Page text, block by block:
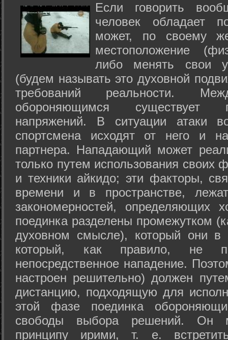
Если говорить
человек обладает
может, по своему
местоположение
либо менять свои
(будем называть это духовной
требований реальности.
обороняющимся существует
напряжений. В ситуации атаки
спортсмена исходят от него и
партнера. Нападающий может
только путем использования своих
и техники айкидо; эти факторы,
времени и в пространстве,
закономерностей, определяющих
поединка разделены промежутком
духовном смысле), который они в
который, как правило, не
непосредственное нападение.
настроен решительно) должен
дистанцию, подходящую для
этой фазе поединка
свободы выбора решений. Он
принципу ирими, т. е.